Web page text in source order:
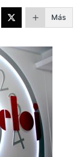
Más